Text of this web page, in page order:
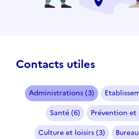
Contacts utiles
Administrations (3)
Santé (6)
Prévention et
Culture et loisirs (3)